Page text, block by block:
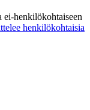
ei-henkilökohtaiseen
henkilökohtaisia